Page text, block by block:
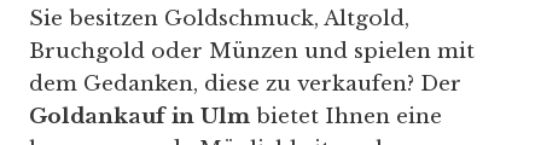
Sie besitzen Goldschmuck, Altgold,
Bruchgold oder Münzen und spielen mit
dem Gedanken, diese zu verkaufen? Der
Goldankauf in Ulm bietet Ihnen eine